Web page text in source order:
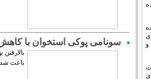
سونامی پوکی استخوان با
باعث